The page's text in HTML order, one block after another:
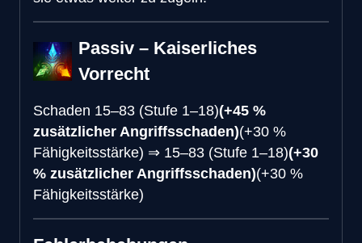
Passiv – Kaiserliches
Vorrecht
Schaden 15–83 (Stufe 1–18)(+45 %
zusätzlicher Angriffsschaden)(+30 %
Fähigkeitsstärke) ⇒ 15–83 (Stufe 1–18)(+30
% zusätzlicher Angriffsschaden)(+30 %
Fähigkeitsstärke)